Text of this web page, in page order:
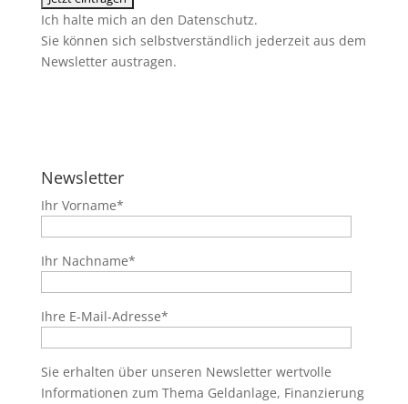
Ich halte mich an den Datenschutz.
Sie können sich selbstverständlich jederzeit aus dem
Newsletter austragen.
Newsletter
Ihr Vorname*
Ihr Nachname*
Ihre E-Mail-Adresse*
Sie erhalten über unseren Newsletter wertvolle
Informationen zum Thema Geldanlage, Finanzierung